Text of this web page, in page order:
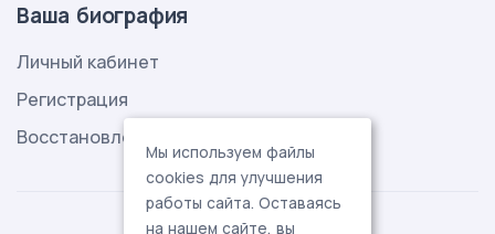
Ваша биография
Личный кабинет
Регистрация
Восстановление пароля
Мы используем файлы
cookies для улучшения
работы сайта. Оставаясь
на нашем сайте, вы